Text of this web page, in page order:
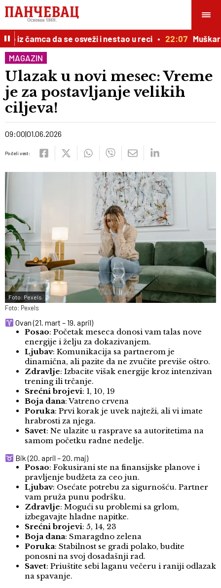
čamca da se osveži i nestao u reci 22:07 Muškarac
MAGAZIN
Ulazak u novi mesec: Vreme
je za postavljanje velikih
ciljeva!
09:00 01.06.2026
Podeli vest:
Foto: Pexels
Foto: Pexels
Ovan (21. mart – 19. april)
Posao: Početak meseca donosi vam talas nove
energije i želju za dokazivanjem.
Ljubav: Komunikacija sa partnerom je
dinamična, ali pazite da ne zvučite previše oštro.
Zdravlje: Izbacite višak energije kroz intenzivan
trening ili trčanje.
Srećni brojevi: 1, 10, 19
Boja dana: Vatreno crvena
Poruka: Prvi korak je uvek najteži, ali vi imate
hrabrosti za njega.
Savet: Ne ulazite u rasprave sa autoritetima na
samom početku radne nedelje.
Bik (20. april – 20. maj)
Posao: Fokusirani ste na finansijske planove i
pravljenje budžeta za ceo jun.
Ljubav: Osećate potrebu za sigurnošću. Partner
vam pruža punu podršku.
Zdravlje: Mogući su problemi sa grlom,
izbegavajte hladne napitke.
Srećni brojevi: 5, 14, 23
Boja dana: Smaragdno zelena
Poruka: Stabilnost se gradi polako, budite
ponosni na svoj dosadašnji rad.
Savet: Priuštite sebi laganu večeru i raniji odlazak
na spavanje.